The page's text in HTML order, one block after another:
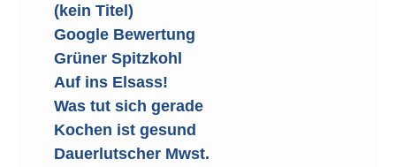
(kein Titel)
Google Bewertung
Grüner Spitzkohl
Auf ins Elsass!
Was tut sich gerade
Kochen ist gesund
Dauerlutscher Mwst.